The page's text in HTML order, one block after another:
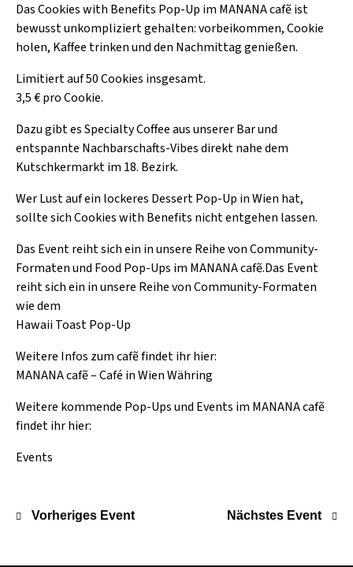
Das Cookies with Benefits Pop-Up im MANANA cafẽ ist
bewusst unkompliziert gehalten: vorbeikommen, Cookie
holen, Kaffee trinken und den Nachmittag genießen.
Limitiert auf 50 Cookies insgesamt.
3,5 € pro Cookie.
Dazu gibt es Specialty Coffee aus unserer Bar und
entspannte Nachbarschafts-Vibes direkt nahe dem
Kutschkermarkt im 18. Bezirk.
Wer Lust auf ein lockeres Dessert Pop-Up in Wien hat,
sollte sich Cookies with Benefits nicht entgehen lassen.
Das Event reiht sich ein in unsere Reihe von Community-
Formaten und Food Pop-Ups im MANANA cafẽ.Das Event
reiht sich ein in unsere Reihe von Community-Formaten
wie dem
Hawaii Toast Pop-Up
Weitere Infos zum cafẽ findet ihr hier:
MANANA cafẽ – Café in Wien Währing
Weitere kommende Pop-Ups und Events im MANANA cafẽ
findet ihr hier:
Events
Vorheriges Event Nächstes Event